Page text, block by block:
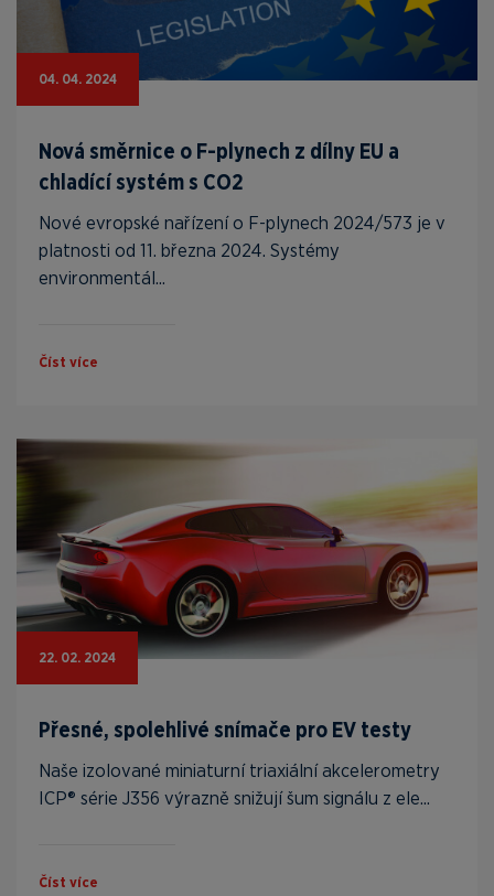
04. 04. 2024
Nová směrnice o F-plynech z dílny EU a
chladící systém s CO2
Nové evropské nařízení o F-plynech 2024/573 je v
platnosti od 11. března 2024. Systémy
environmentál...
Číst více
22. 02. 2024
Přesné, spolehlivé snímače pro EV testy
Naše izolované miniaturní triaxiální akcelerometry
ICP® série J356 výrazně snižují šum signálu z ele...
Číst více